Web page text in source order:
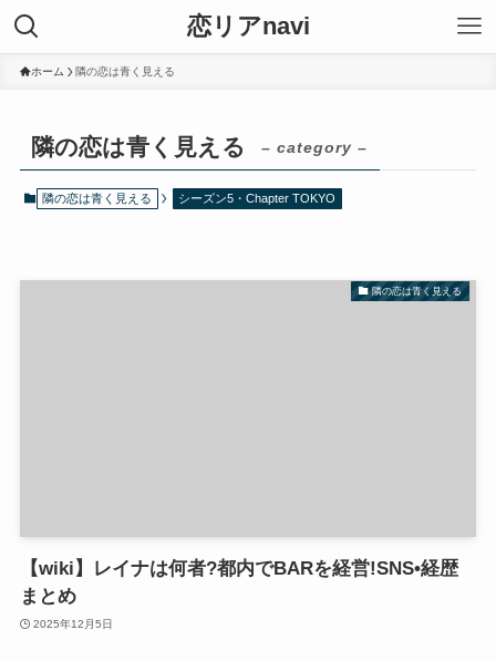
恋リアnavi
ホーム 隣の恋は青く見える
隣の恋は青く見える – category –
隣の恋は青く見える シーズン5・Chapter TOKYO
隣の恋は青く見える
【wiki】レイナは何者?都内でBARを経営!SNS•経歴
まとめ
2025年12月5日